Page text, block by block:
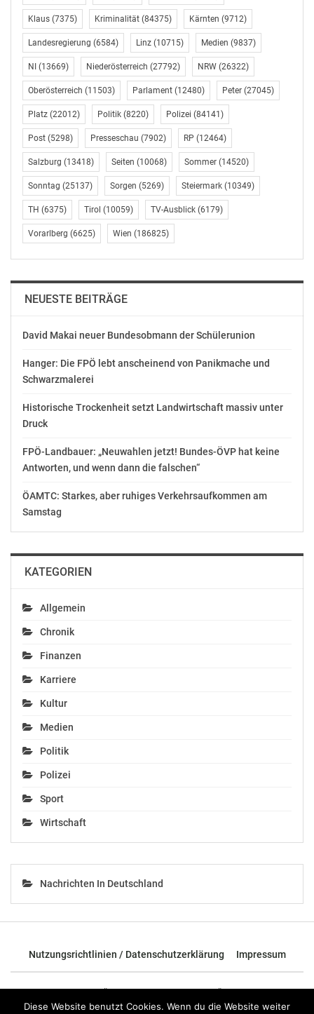
Feiertagsarbeit bis zu 400 Euro monatlich präzisiert.
Künftig soll ausdrücklich klargestellt werden, dass diese
Begünstigung auch für vergleichbare Regelungen etwa
im Landarbeitsgesetz oder im Gemeinde-
Vertragsbedienstetengesetz gilt. Davon sollen
insbesondere Beschäftigte in der Land- und
Forstwirtschaft, etwa Saisonarbeitskräfte, profitieren.
Die Änderung soll rückwirkend mit 1. Jänner 2026 in
Kraft treten; bereits erfolgte Lohnabrechnungen sollen
entsprechend korrigiert werden.“
„Weitere Maßnahmen betreffen die Bekämpfung von
Scheinfirmen, Einsparungen in der Verwaltung – etwa
bei Reisekosten – sowie Entlastungen für Unternehmen.
So soll für Beherbergungsbetriebe die Verpflichtung
entfallen, Standardzimmerpreise im Eingangsbereich
Staatshaushalt zu konsolidieren, gleichzeitig gezielte
steuerliche Entlastungen zu schaffen und
Verwaltungsabläufe zu vereinfachen.“ (Schluss)
Pressestelle des ÖVP-Parlamentsklubs
Telefon: +43 1 401 10-4439 bzw. +43 1 401 10-4432
OTS-ORIGINALTEXT PRESSEAUSSENDUNG UNTER
DES AUSSENDERS. www.ots.at
© Copyright APA-OTS Originaltext-Service GmbH und
der jeweilige Aussender
Gefällt mir:
Klaus (7375) Kriminalität (84375) Kärnten (9712)
Landesregierung (6584) Linz (10715) Medien (9837)
NI (13669) Niederösterreich (27792) NRW (26322)
Oberösterreich (11503) Parlament (12480) Peter (27045)
Platz (22012) Politik (8220) Polizei (84141)
Post (5298) Presseschau (7902) RP (12464)
Salzburg (13418) Seiten (10068) Sommer (14520)
Sonntag (25137) Sorgen (5269) Steiermark (10349)
TH (6375) Tirol (10059) TV-Ausblick (6179)
Vorarlberg (6625) Wien (186825)
NEUESTE BEITRÄGE
David Makai neuer Bundesobmann der Schülerunion
Hanger: Die FPÖ lebt anscheinend von Panikmache und
Schwarzmalerei
Historische Trockenheit setzt Landwirtschaft massiv unter
Druck
FPÖ-Landbauer: „Neuwahlen jetzt! Bundes-ÖVP hat keine
Antworten, und wenn dann die falschen“
ÖAMTC: Starkes, aber ruhiges Verkehrsaufkommen am
Samstag
KATEGORIEN
Allgemein
Chronik
Finanzen
Karriere
Kultur
Medien
Politik
Polizei
Sport
Wirtschaft
Nachrichten In Deutschland
Nutzungsrichtlinien / Datenschutzerklärung Impressum
© 2026 - TOP News Österreich - Nachrichten aus Österreich und der
ganzen Welt.
Diese Website benutzt Cookies. Wenn du die Website weiter